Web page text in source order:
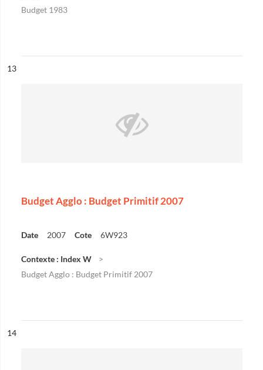
Budget 1983
n°
13
Budget Agglo : Budget Primitif 2007
Date 2007 Cote 6W923
Contexte : Index W
Budget Agglo : Budget Primitif 2007
n°
14